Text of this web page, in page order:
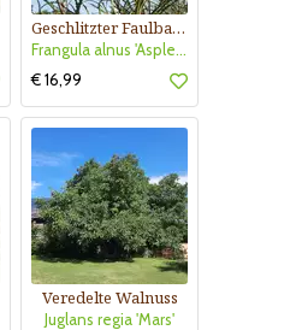
Geschlitzter Faulbaum
Frangula alnus 'Aspleniifolia'
€ 16,99
Veredelte Walnuss
Juglans regia 'Mars'